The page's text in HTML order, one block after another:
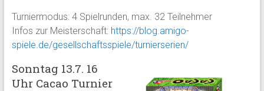
Turniermodus: 4 Spielrunden, max. 32 Teilnehmer
Infos zur Meisterschaft: https://blog.amigo-
spiele.de/gesellschaftsspiele/turnierserien/
Sonntag 13.7. 16
Uhr Cacao Turnier